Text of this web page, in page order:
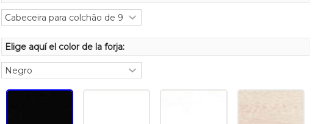
Elige aquí el color de la forja: